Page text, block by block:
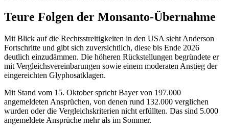
Teure Folgen der Monsanto-Übernahme
Mit Blick auf die Rechtsstreitigkeiten in den USA sieht Anderson
Fortschritte und gibt sich zuversichtlich, diese bis Ende 2026
deutlich einzudämmen. Die höheren Rückstellungen begründete er
mit Vergleichsvereinbarungen sowie einem moderaten Anstieg der
eingereichten Glyphosatklagen.
Mit Stand vom 15. Oktober spricht Bayer von 197.000
angemeldeten Ansprüchen, von denen rund 132.000 verglichen
wurden oder die Vergleichskriterien nicht erfüllten. Das sind 5.000
angemeldete Ansprüche mehr als im Sommer.